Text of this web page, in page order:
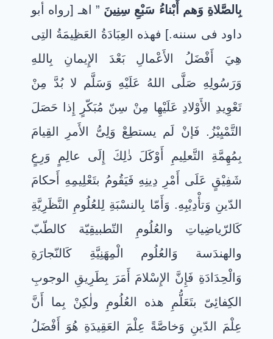
بِالصَّلاةِ وَهم أَبْناءُ سَبْعِ سِنِينَ ” اهـ [رواه أبو
داود فى سننه.] فهذه العِبَادَةُ العَظِيمَةُ التِى
هِيَ أَفْضَلُ الأَعْمالِ بَعْدَ الإِيمانِ بِاللهِ
وَرَسُولِهِ صَلَّى اللهُ عَلَيْهِ وَسَلَّم لا بُدَّ مِنْ
تَعْوِيدِ الأَوْلادِ عَلَيْهِا مِنْ سِنّ مُبَكّرٍ إِذا حَصَلَ
التَّمْيِيْزُ. فَإنْ لَم يستطِعْ وَلِىُّ الأَمرِ القِيامَ
بِمُهِمَّةِ التَّعلِيمِ أَوْكَلَ ذٰلِكَ إِلَى عالِمٍ وَرِعٍ
شَفِيْقٍ عَلَى أَمْرِ دِينِهِ فَيَقُومُ بتَعْلِيمِهِ أَحكامَ
الدّينِ وَتأْدِيْبِهِ. وَأَمّا بِالنسْبَةِ لِلعُلُومِ النَّظَرِيَّةِ
كَالرّياضِياتِ والعُلُومِ التّطبيقِيّة كالطّبّ
والهندَسة وَالعُلُوم الْمِهَنِيَّةِ كَالنّجارَةِ
وَالْحِدَادَةِ فَإِنَّ الإِسْلامَ أَمَرَ بِطَرِيقِ الوجوبِ
الكِفائِىّ بتَعَلُّمِ هذه العُلُومِ ولٰكِنْ بِما أَنَّ
عِلْمَ الدّينِ وَخاصَّةً عِلْمَ العَقِيدَةِ هُوَ أَفْضَلُ